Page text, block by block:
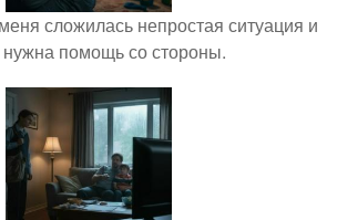
сложилась непростая ситуация и
нужна помощь со стороны.